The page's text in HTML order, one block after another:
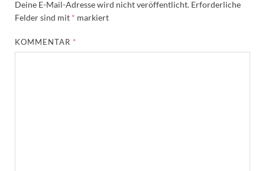
Deine E-Mail-Adresse wird nicht veröffentlicht. Erforderliche
Felder sind mit * markiert
KOMMENTAR *